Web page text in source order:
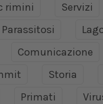
rimini Servizi
Parassitosi
Comunicazione
Storia
Primati